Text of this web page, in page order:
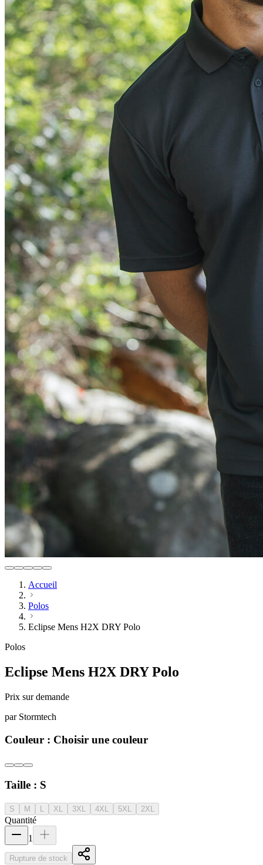
Accueil
Polos
Eclipse Mens H2X DRY Polo
Polos
Eclipse Mens H2X DRY Polo
Prix sur demande
par Stormtech
Couleur : Choisir une couleur
Taille : S
S M L XL 3XL 4XL 5XL 2XL
Quantité
1
Rupture de stock